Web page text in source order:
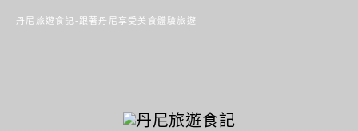
丹尼旅遊食記-跟著丹尼享受美食體驗旅遊